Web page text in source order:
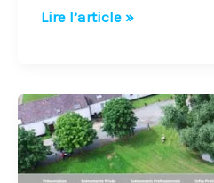
Lire l’article »
Constitution
de
site